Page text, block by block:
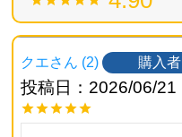
クエ 2 購入者
投稿日
2026/06/21